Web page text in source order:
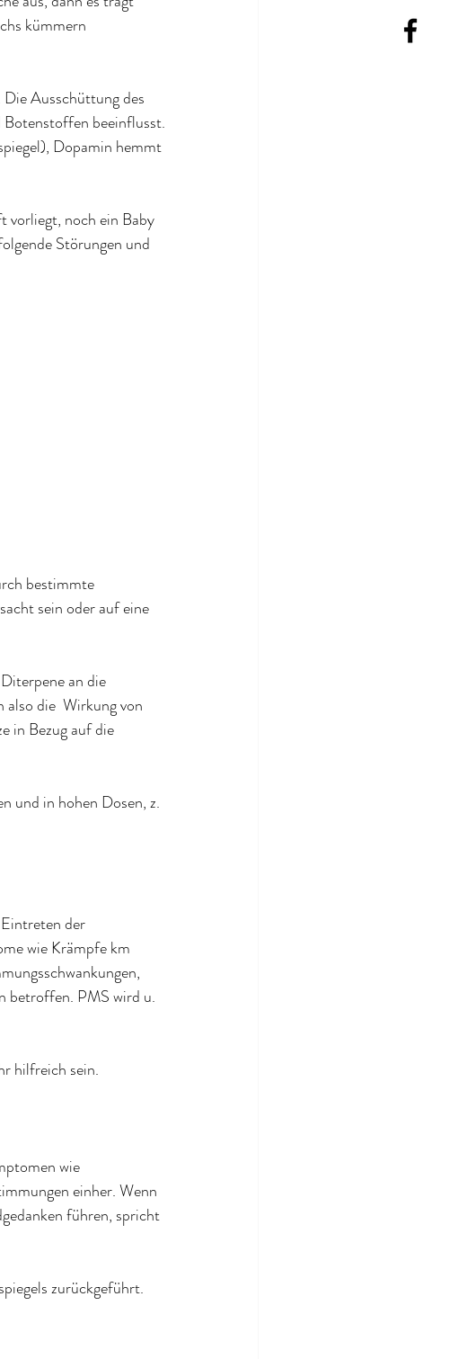
kümmern
Ausschüttung des
Botenstoffen beeinflusst.
Dopamin hemmt
vorliegt, noch ein Baby
Störungen und
bestimmte
sein oder auf eine
an die
die  Wirkung von
in Bezug auf die
und in hohen Dosen, z.
der
wie Krämpfe km
betroffen. PMS wird u.
hilfreich sein.
wie
einher. Wenn
führen, spricht
zurückgeführt.